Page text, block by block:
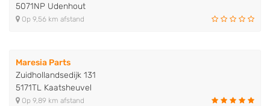
5071NP Udenhout
Op 9,56 km afstand
Maresia Parts
Zuidhollandsedijk 131
5171TL Kaatsheuvel
Op 9,89 km afstand